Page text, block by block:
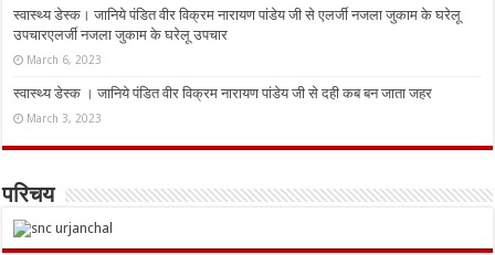
स्वास्थ्य डेस्क। जानिये पंडित वीर विक्रम नारायण पांडेय जी से एलर्जी नजला जुकाम के घरेलू
उपचारएलर्जी नजला जुकाम के घरेलू उपचार
March 6, 2023
स्वास्थ्य डेस्क । जानिये पंडित वीर विक्रम नारायण पांडेय जी से दही कब बन जाता जहर
March 3, 2023
परिचय